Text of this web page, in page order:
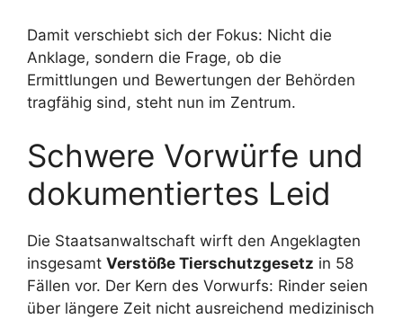
Damit verschiebt sich der Fokus: Nicht die
Anklage, sondern die Frage, ob die
Ermittlungen und Bewertungen der Behörden
tragfähig sind, steht nun im Zentrum.
Schwere Vorwürfe und
dokumentiertes Leid
Die Staatsanwaltschaft wirft den Angeklagten
insgesamt Verstöße Tierschutzgesetz in 58
Fällen vor. Der Kern des Vorwurfs: Rinder seien
über längere Zeit nicht ausreichend medizinisch